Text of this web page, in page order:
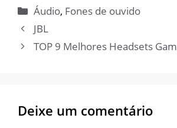
Categorias
Áudio, Fones de ouvido
JBL
TOP 9 Melhores Headsets
Deixe um comentário